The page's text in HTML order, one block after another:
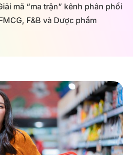
mã “ma trận” kênh phân phối
F&B và Dược phẩm